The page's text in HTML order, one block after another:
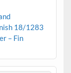
18/1283
– Fin